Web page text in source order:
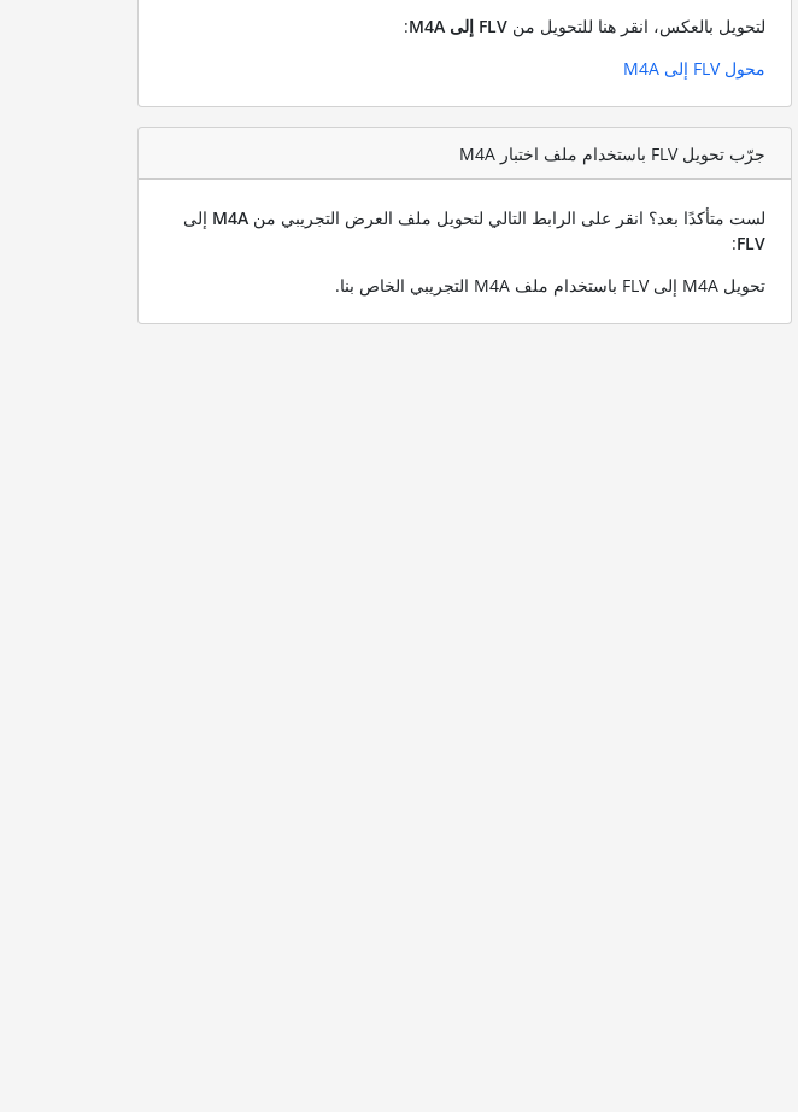
لتحويل بالعكس، انقر هنا للتحويل من FLV إلى M4A
:
محول FLV إلى M4A
جرّب تحويل FLV باستخدام ملف اختبار M4A
لست متأكدًا بعد؟ انقر على الرابط التالي لتحويل ملف العرض التجريبي من M4A إلى
FLV
:
تحويل M4A إلى FLV باستخدام ملف M4A التجريبي الخاص بنا
.